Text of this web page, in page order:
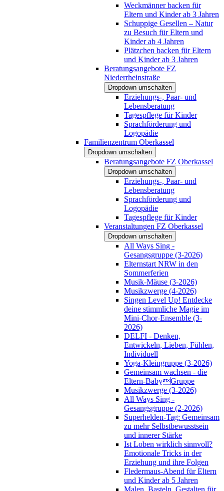
Weckmänner backen für
Eltern und Kinder ab 3 Jahren
Schuppige Gesellen – Natur
zu Besuch für Eltern und
Kinder ab 4 Jahren
Plätzchen backen für Eltern
und Kinder ab 3 Jahren
Beratungsangebote FZ
Niederrheinstraße
Dropdown umschalten
Erziehungs-, Paar- und
Lebensberatung
Tagespflege für Kinder
Sprachförderung und
Logopädie
Familienzentrum Oberkassel
Dropdown umschalten
Beratungsangebote FZ Oberkassel
Dropdown umschalten
Erziehungs-, Paar- und
Lebensberatung
Sprachförderung und
Logopädie
Tagespflege für Kinder
Veranstaltungen FZ Oberkassel
Dropdown umschalten
All Ways Sing -
Gesangsgruppe (3-2026)
Elternstart NRW in den
Sommerferien
Musik-Mäuse (3-2026)
Musikzwerge (4-2026)
Singen Level Up! Entdecke
deine stimmliche Magie im
Mini-Chor-Ensemble (3-
2026)
DELFI - Denken,
Entwickeln, Lieben, Fühlen,
Individuell
Yoga-Kleingruppe (3-2026)
Gemeinsam wachsen - die
Eltern-BabyGruppe
Musikzwerge (3-2026)
All Ways Sing -
Gesangsgruppe (2-2026)
Superhelden-Tag: Gemeinsam
zu mehr Selbstbewusstsein
und innerer Stärke
Ist Loben wirklich sinnvoll?
Emotionale Tricks in der
Erziehung und ihre Folgen
Fledermaus-Abend für Eltern
und Kinder ab 5 Jahren
Malen, Basteln, Gestalten für